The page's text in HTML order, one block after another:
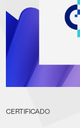
CERTIFICADO